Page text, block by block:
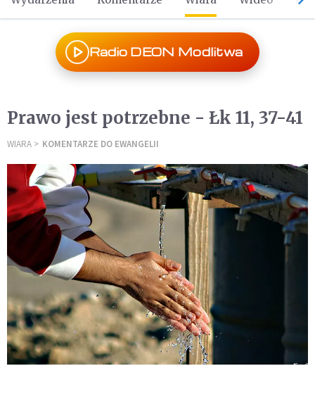
Radio DEON Modlitwa
Prawo jest potrzebne - Łk 11, 37-41
WIARA KOMENTARZE DO EWANGELII